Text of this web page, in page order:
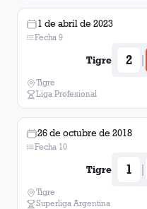
1 de abril de 2023
Fecha 9
Tigre 2 |
Tigre
Liga Profesional
26 de octubre de 2018
Fecha 10
Tigre 1 |
Tigre
Superliga Argentina